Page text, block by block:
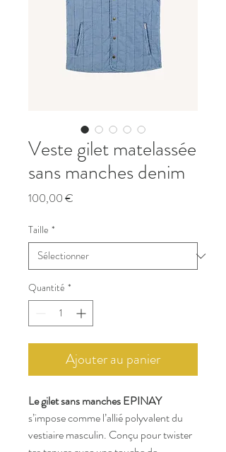
Veste gilet matelassée
sans manches denim
100,00 €
Taille *
Quantité *
Ajouter au panier
Le gilet sans manches EPINAY
s’impose comme l’allié polyvalent du
vestiaire masculin. Conçu pour twister